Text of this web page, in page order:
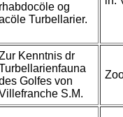
rhabdocöle og
Turbellarier.
Kenntnis dr
Golfes von
S.M.